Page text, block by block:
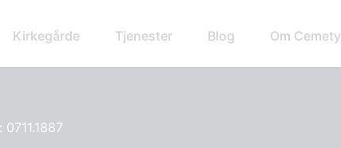
Kirkegårde Tjenester Blog Om Cemety